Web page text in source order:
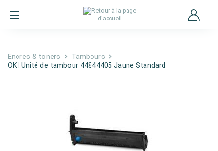
Encres & toners
Tambours
OKI Unité de tambour 44844405 Jaune Standard